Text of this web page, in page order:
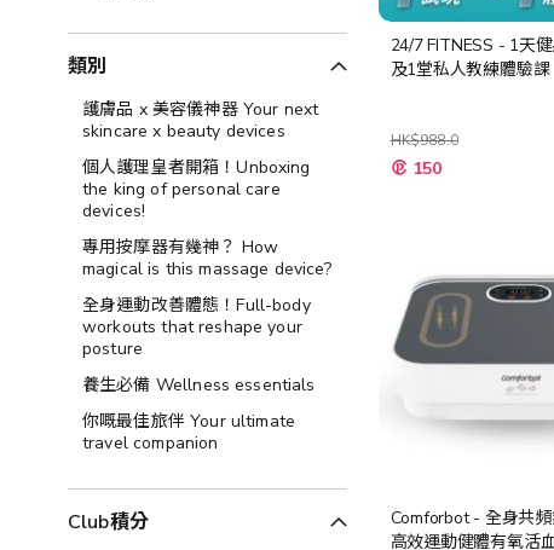
24/7 FITNESS - 1天
及1堂私人教練體驗課
HK$988.0
特
殊 150
Comforbot - 全身共
高效運動健體有氧活
類別
護膚品 x 美容儀神器 Your next
skincare x beauty devices
個人護理皇者開箱！Unboxing
the king of personal care
devices!
專用按摩器有幾神？ How
magical is this massage device?
全身運動改善體態！Full-body
workouts that reshape your
posture
養生必備 Wellness essentials
你嘅最佳旅伴 Your ultimate
travel companion
Club積分